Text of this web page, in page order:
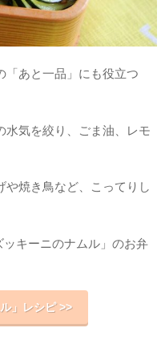
「あと一品」にも役立つ
水気を絞り、ごま油、レモ
や焼き鳥など、こってりし
ッキーニのナムル」のお弁
」レシピ >>